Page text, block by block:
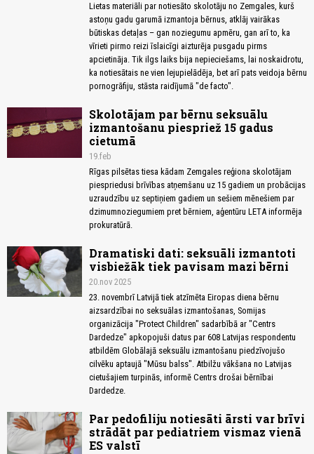
Lietas materiāli par notiesāto skolotāju no Zemgales, kurš
astoņu gadu garumā izmantoja bērnus, atklāj vairākas
būtiskas detaļas – gan noziegumu apmēru, gan arī to, ka
vīrieti pirmo reizi īslaicīgi aizturēja pusgadu pirms
apcietināja. Tik ilgs laiks bija nepieciešams, lai noskaidrotu,
ka notiesātais ne vien lejupielādēja, bet arī pats veidoja bērnu
pornogrāfiju, stāsta raidījumā "de facto".
Skolotājam par bērnu seksuālu
izmantošanu piespriež 15 gadus
cietumā
19.feb
Rīgas pilsētas tiesa kādam Zemgales reģiona skolotājam
piespriedusi brīvības atņemšanu uz 15 gadiem un probācijas
uzraudzību uz septiņiem gadiem un sešiem mēnešiem par
dzimumnoziegumiem pret bērniem, aģentūru LETA informēja
prokuratūrā.
Dramatiski dati: seksuāli izmantoti
visbiežāk tiek pavisam mazi bērni
20.nov 2025
23. novembrī Latvijā tiek atzīmēta Eiropas diena bērnu
aizsardzībai no seksuālas izmantošanas, Somijas
organizācija "Protect Children" sadarbībā ar "Centrs
Dardedze" apkopojuši datus par 608 Latvijas respondentu
atbildēm Globālajā seksuālu izmantošanu piedzīvojušo
cilvēku aptaujā "Mūsu balss". Atbilžu vākšana no Latvijas
cietušajiem turpinās, informē Centrs drošai bērnībai
Dardedze.
Par pedofiliju notiesāti ārsti var brīvi
strādāt par pediatriem vismaz vienā
ES valstī